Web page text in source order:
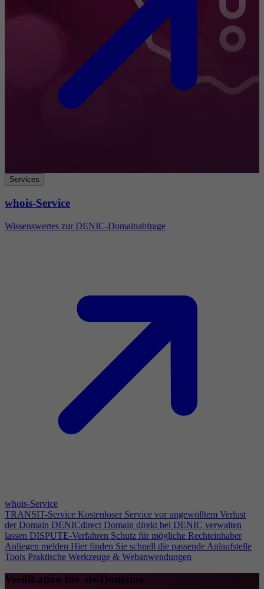
Services
whois-Service
Wissenswertes zur DENIC-Domainabfrage
whois-Service
TRANSIT-Service Kostenloser Service vor ungewolltem Verlust
der Domain DENICdirect Domain direkt bei DENIC verwalten
lassen DISPUTE-Verfahren Schutz für mögliche Rechteinhaber
Anliegen melden Hier finden Sie schnell die passende Anlaufstelle
Tools Praktische Werkzeuge & Webanwendungen
Verifikation für .de-Domains